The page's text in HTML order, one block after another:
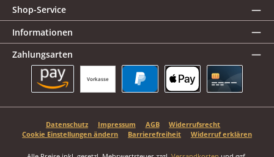
Shop-Service
Informationen
Zahlungsarten
Vorkasse
Datenschutz Impressum AGB
Widerrufsrecht
Cookie Einstellungen ändern
Barrierefreiheit Widerruf erklären